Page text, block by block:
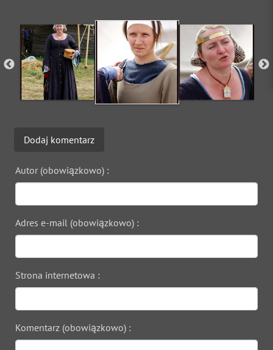
Dodaj komentarz
Autor (obowiązkowo) :
Adres e-mail (obowiązkowo) :
Strona internetowa :
Komentarz (obowiązkowo) :